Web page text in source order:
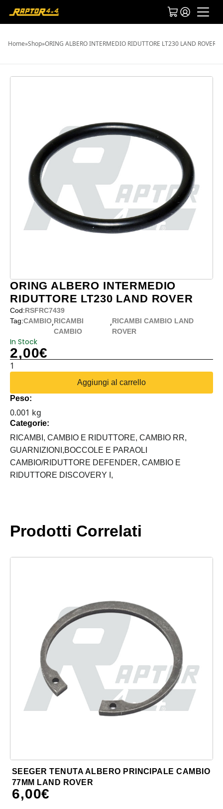
Home»Shop»ORING ALBERO INTERMEDIO RIDUTTORE LT230 LAND ROVER
ORING ALBERO INTERMEDIO
RIDUTTORE LT230 LAND ROVER
Cod:RSFRC7439
Tag:CAMBIO,RICAMBI
CAMBIO
,RICAMBI CAMBIO LAND
ROVER
In Stock
2,00€
ORING
RIDUTTORE
LT230
LAND
ROVER
quantità
Aggiungi al carrello
Peso:
0.001 kg
Categorie:
RICAMBI, CAMBIO E RIDUTTORE, CAMBIO RR,
GUARNIZIONI,BOCCOLE E PARAOLI
CAMBIO/RIDUTTORE DEFENDER, CAMBIO E
RIDUTTORE DISCOVERY I,
Prodotti Correlati
SEEGER TENUTA ALBERO PRINCIPALE CAMBIO
77MM LAND ROVER
6,00€